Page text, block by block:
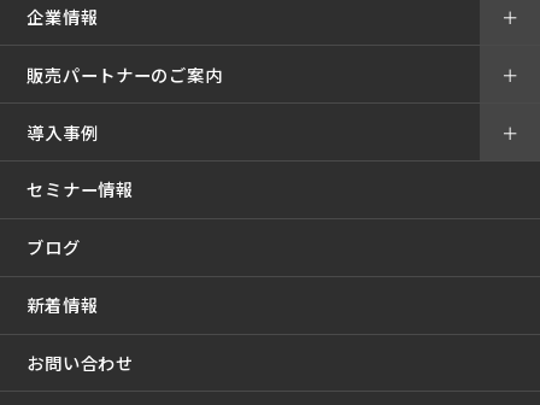
企業情報 ＋
販売パートナーのご案内 ＋
導入事例
セミナー情報
＋
ブログ
新着情報
お問い合わせ